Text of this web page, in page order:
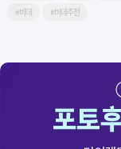
#비데
#비데추천